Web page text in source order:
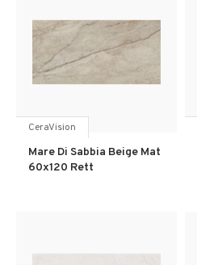
CeraVision
Mare Di Sabbia Beige Mat
60x120 Rett